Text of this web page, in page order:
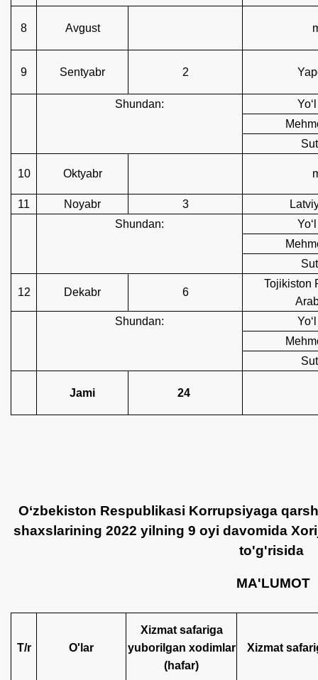
8 Avgust
9 Sentyabr 2
Shundan:
10 Oktyabr
11 Noyabr 3
Shundan:
12 Dekabr 6
Tojikiston
Shundan:
Jami 24
O‘zbekiston Respublikasi Korrupsiyaga
shaxslarining 2022 yilning 9 oyi davomida
to'g'risida
MA'LUMOT
Т/r O'lar
Xizmat safariga
yuborilgan xodimlar
(hafar)
Xizmat